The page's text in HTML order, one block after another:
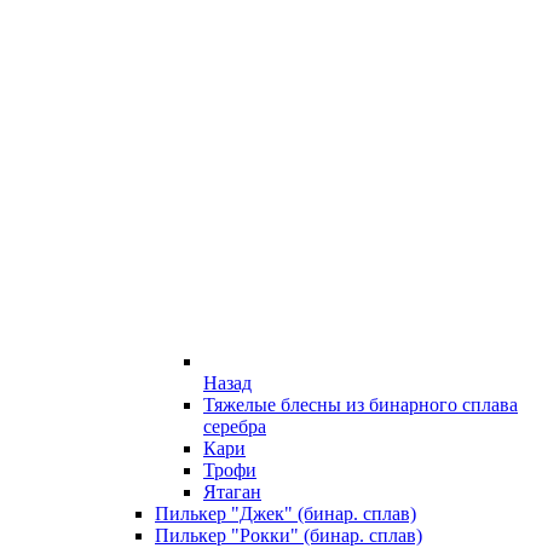
Назад
Тяжелые блесны из бинарного сплава
серебра
Кари
Трофи
Ятаган
Пилькер "Джек" (бинар. сплав)
Пилькер "Рокки" (бинар. сплав)